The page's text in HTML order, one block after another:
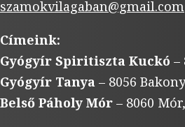
szamokvilagaban@gmail.com
Címeink:
Gyógyír Spiritiszta Kuckó –
Gyógyír Tanya – 8056
Belső Páholy Mór – 8060